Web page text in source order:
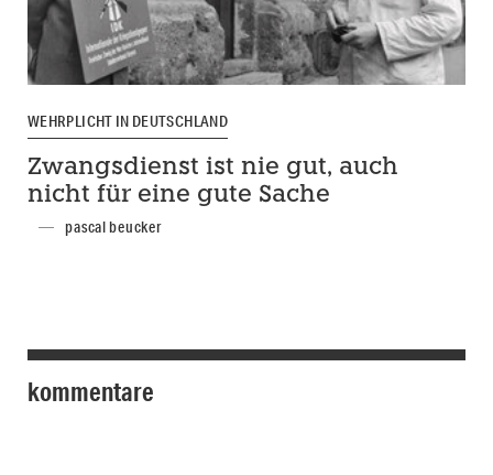
WEHRPLICHT IN DEUTSCHLAND
Zwangsdienst ist nie gut, auch
nicht für eine gute Sache
pascal beucker
kommentare